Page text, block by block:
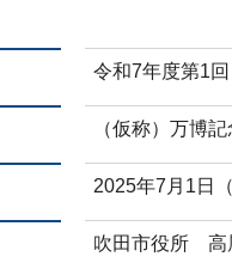
令和7年度第1
（仮称）万博
2025年7月1日
吹田市役所 高